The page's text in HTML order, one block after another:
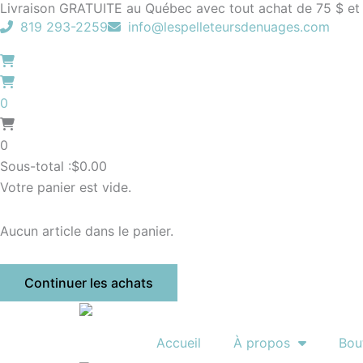
Aller
au
contenu
Livraison GRATUITE au Québec avec tout achat de 75 $ et
819 293-2259
info@lespelleteursdenuages.com
0
0
Sous-total :$0.00
Votre panier est vide.
Aucun article dans le panier.
Continuer les achats
Accueil À propos